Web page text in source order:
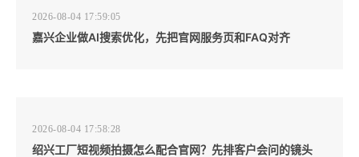
2026-08-04 17:59:05
嘉兴企业做AI搜索优化，先把官网服务页和FAQ对齐
2026-08-04 17:58:28
绍兴工厂短视频拍摄怎么配合官网？先排客户会问的镜头